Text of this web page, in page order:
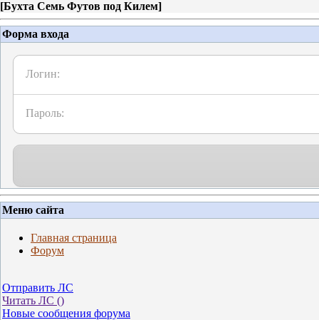
[Бухта Семь Футов под Килем]
Форма входа
Логин:
Пароль:
Меню сайта
Главная страница
Форум
Отправить ЛС
Читать ЛС ()
Новые сообщения форума